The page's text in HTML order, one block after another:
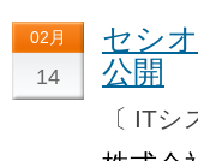
02月
14
セシ
公開
〔 IT